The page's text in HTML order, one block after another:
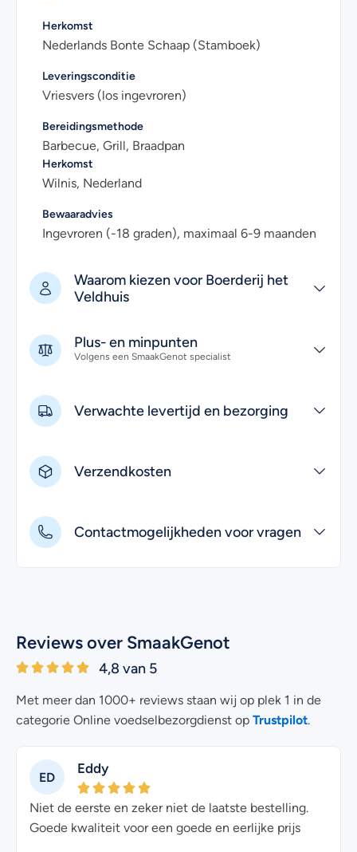
Herkomst
Nederlands Bonte Schaap (Stamboek)
Leveringsconditie
Vriesvers (los ingevroren)
Bereidingsmethode
Barbecue, Grill, Braadpan
Herkomst
Wilnis, Nederland
Bewaaradvies
Ingevroren (-18 graden), maximaal 6-9 maanden
Waarom kiezen voor Boerderij het
Veldhuis
Plus- en minpunten
Volgens een SmaakGenot specialist
Verwachte levertijd en bezorging
Verzendkosten
Contactmogelijkheden voor vragen
Reviews over SmaakGenot
4,8 van 5
Met meer dan 1000+ reviews staan wij op plek 1 in de
categorie Online voedselbezorgdienst op Trustpilot
ED
Eddy
Niet de eerste en zeker niet de laatste bestelling.
Goede kwaliteit voor een goede en eerlijke prijs